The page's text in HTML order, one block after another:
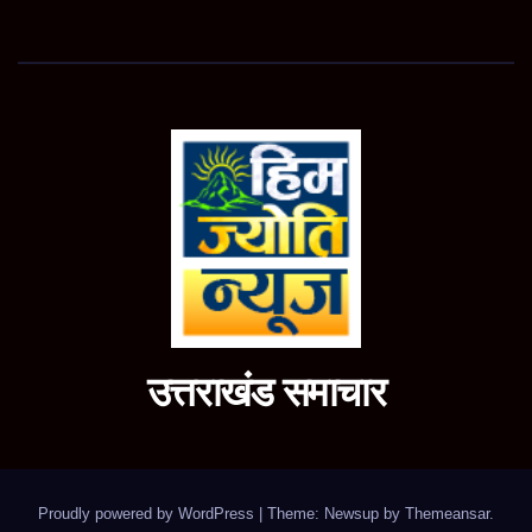
उत्तराखंड समाचार
Proudly powered by WordPress Theme: Newsup by Themeansar.